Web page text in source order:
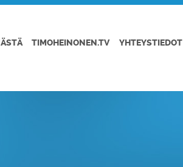
TIMOHEINONEN.TV YHTEYSTIEDOT